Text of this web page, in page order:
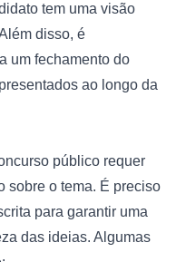
tem uma visão
disso, é
um fechamento do
ao longo da
público requer
sobre o tema. É preciso
para garantir uma
das ideias. Algumas